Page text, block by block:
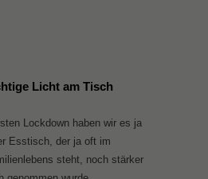
Licht am Tisch
Lockdown haben wir es ja
Esstisch, der ja oft im
steht, noch stärker